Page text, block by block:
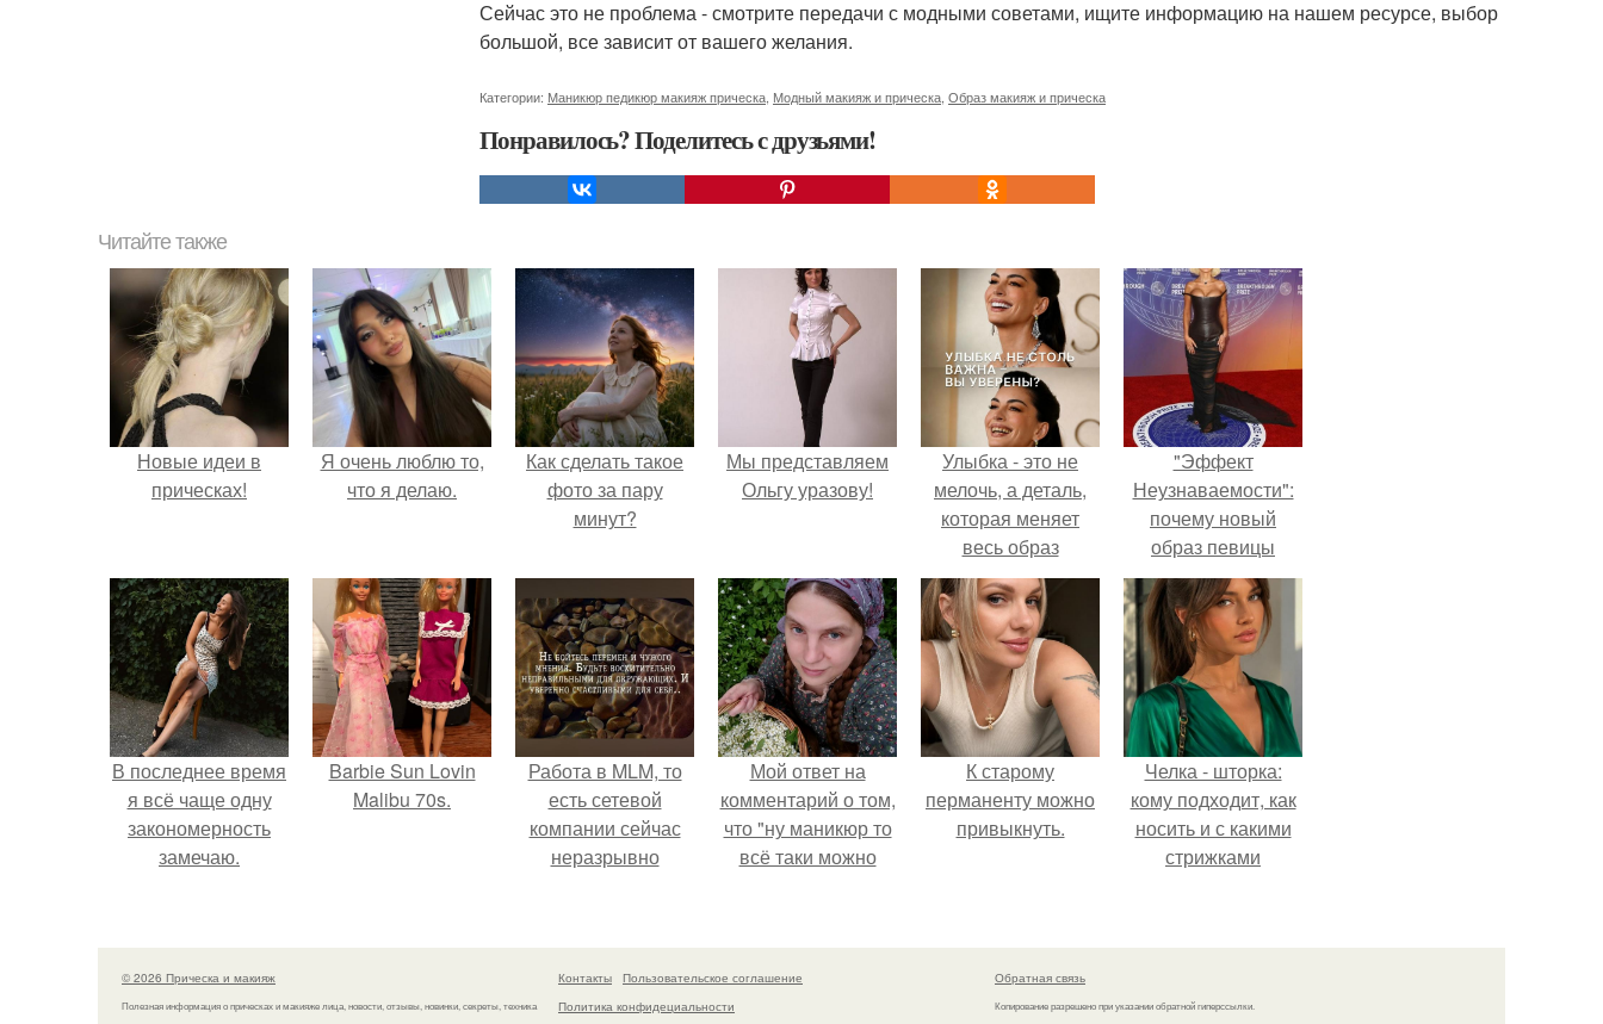
Сейчас это не проблема - смотрите передачи с модными советами, ищите информацию на нашем ресурсе, выбор
большой, все зависит от вашего желания.
Категории: Маникюр педикюр макияж прическа Модный макияж и прическа Образ макияж и прическа
Понравилось? Поделитесь с друзьями!
Читайте также
Новые идеи в
прическах!
Я очень люблю то,
что я делаю.
Как сделать такое
фото за пару
минут?
Мы представляем
Ольгу уразову!
Улыбка - это не
мелочь, а деталь,
которая меняет
весь образ
человека.
"Эффект
Неузнаваемости":
почему новый
образ певицы
вызвал споры о
гранях
возможного?
В последнее время
я всё чаще одну
закономерность
замечаю.
Barbie Sun Lovin
Malibu 70s.
Работа в MLM, то
есть сетевой
компании сейчас
неразрывно
своей страницы в
соц сетях.
Мой ответ на
комментарий о том,
что "ну маникюр то
всё таки можно
К старому
перманенту можно
привыкнуть.
Челка - шторка:
кому подходит, как
носить и с какими
стрижками
© 2026 Прическа и макияж
Полезная информация о прическах и макияже лица, новости, отзывы, новинки, секреты, техника
Контакты
Пользовательское соглашение
Политика конфидециальности
Обратная связь
Копирование разрешено при указании обратной гиперссылки.